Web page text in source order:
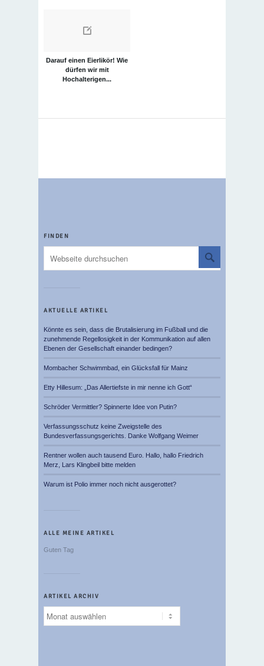
Darauf einen Eierlikör! Wie
dürfen wir mit
Hochalterigen...
FINDEN
AKTUELLE ARTIKEL
Könnte es sein, dass die Brutalisierung im Fußball und die
zunehmende Regellosigkeit in der Kommunikation auf allen
Ebenen der Gesellschaft einander bedingen?
Mombacher Schwimmbad, ein Glücksfall für Mainz
Etty Hillesum: „Das Allertiefste in mir nenne ich Gott“
Schröder Vermittler? Spinnerte Idee von Putin?
Verfassungsschutz keine Zweigstelle des
Bundesverfassungsgerichts. Danke Wolfgang Weimer
Rentner wollen auch tausend Euro. Hallo, hallo Friedrich
Merz, Lars Klingbeil bitte melden
Warum ist Polio immer noch nicht ausgerottet?
ALLE MEINE ARTIKEL
Guten Tag
ARTIKEL ARCHIV
Artikel
Archiv